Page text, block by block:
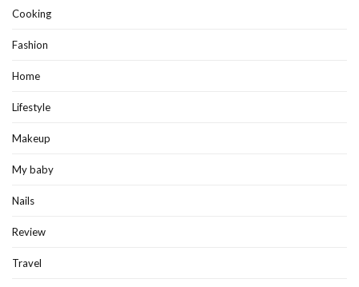
Cooking
Fashion
Home
Lifestyle
Makeup
My baby
Nails
Review
Travel